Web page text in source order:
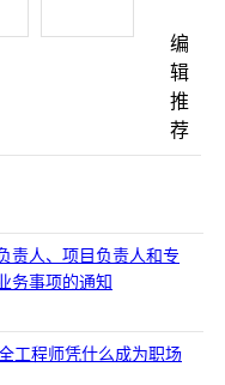
编
辑
推
荐
责人、项目负责人和专
务事项的通知
工程师凭什么成为职场